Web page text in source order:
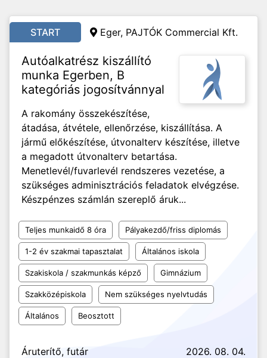
START Eger, PAJTÓK Commercial Kft.
Autóalkatrész kiszállító
munka Egerben, B
kategóriás jogosítvánnyal
A rakomány összekészítése,
átadása, átvétele, ellenőrzése, kiszállítása. A
jármű előkészítése, útvonalterv készítése, illetve
a megadott útvonalterv betartása.
Menetlevél/fuvarlevél rendszeres vezetése, a
szükséges adminisztrációs feladatok elvégzése.
Készpénzes számlán szereplő áruk...
Teljes munkaidő 8 óra Pályakezdő/friss diplomás
1-2 év szakmai tapasztalat Általános iskola
Szakiskola / szakmunkás képző Gimnázium
Szakközépiskola Nem szükséges nyelvtudás
Általános Beosztott
Áruterítő, futár 2026. 08. 04.